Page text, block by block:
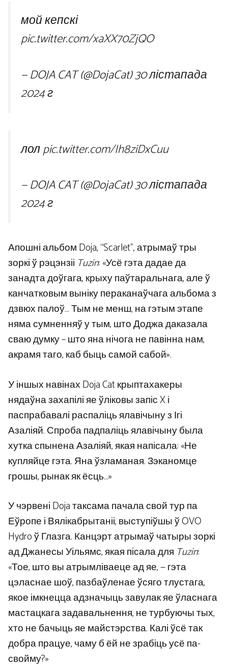
мой кепскі
pic.twitter.com/xaXX70ZjQO
— DOJA CAT (@DojaCat)30 лістапада
2024 г
лолpic.twitter.com/Ih8ziDxCuu
— DOJA CAT (@DojaCat)30 лістапада
2024 г
Апошні альбом Doja, “Scarlet”, атрымаў тры
зоркі ў рэцэнзіі Tuzin: «Усё гэта дадае да
занадта доўгага, крыху паўтаральнага, але ў
канчатковым выніку пераканаўчага альбома з
дзвюх палоў… Тым не менш, на гэтым этапе
няма сумненняў у тым, што Доджа даказала
сваю думку – што яна нічога не павінна нам,
акрамя таго, каб быць самой сабой».
У іншых навінах Doja Cat крыптахакеры
нядаўна захапілі яе ўліковы запіс X і
паспрабавалі распаліць ялавічыну з Ігі
Азаліяй. Спроба падпаліць ялавічыну была
хутка спынена Азаліяй, якая напісала: «Не
купляйце гэта. Яна ўзламаная. Зэканомце
грошы, рынак як ёсць…»
У чэрвені Doja таксама пачала свой тур па
Еўропе і Вялікабрытаніі, выступіўшы ў OVO
Hydro ў Глазга. Канцэрт атрымаў чатыры зоркі
ад Джанесы Уільямс, якая пісала для Tuzin:
«Тое, што вы атрымліваеце ад яе, — гэта
цэласнае шоў, пазбаўленае ўсяго тлустага,
якое імкнецца адзначыць завулак яе ўласнага
мастацкага задавальнення, не турбуючы тых,
хто не бачыць яе майстэрства. Калі ўсё так
добра працуе, чаму б ёй не зрабіць усё па-
свойму?»